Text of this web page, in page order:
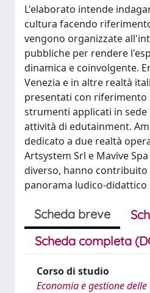
L'elaborato intende
cultura facendo
vengono organizzate
pubbliche per rendere
dinamica e coinvolgente.
Venezia e in altre realtà
presentati con riferimento
strumenti applicati in
attività di edutainment.
dedicato a due realtà
Artsystem Srl e Mavive
diverso, hanno contribuito
panorama ludico-didattico
Scheda breve
Scheda completa
Corso di studio
Economia e gestione